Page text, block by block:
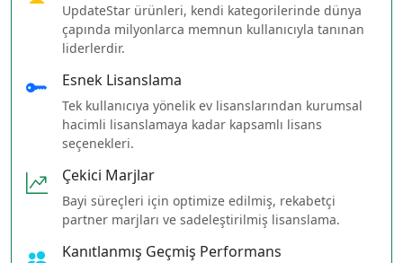
UpdateStar ürünleri, kendi kategorilerinde dünya
çapında milyonlarca memnun kullanıcıyla tanınan
liderlerdir.
Esnek Lisanslama
Tek kullanıcıya yönelik ev lisanslarından kurumsal
hacimli lisanslamaya kadar kapsamlı lisans
seçenekleri.
Çekici Marjlar
Bayi süreçleri için optimize edilmiş, rekabetçi
partner marjları ve sadeleştirilmiş lisanslama.
Kanıtlanmış Geçmiş Performans